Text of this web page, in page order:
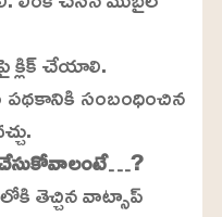
క్లిక్ చేయాలి.
పథకానికి సంబంధించిన
తెచ్చిన వాట్సాప్